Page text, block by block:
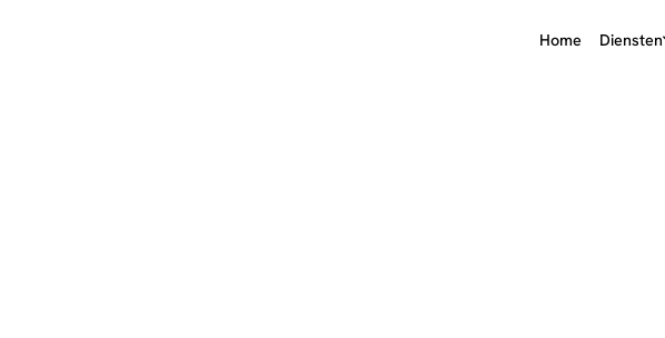
Home Diensten